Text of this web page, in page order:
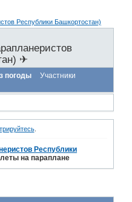
✈
погоды
Участники
.
Республики
на параплане